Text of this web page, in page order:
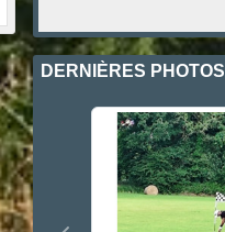
DERNIÈRES PHOTOS